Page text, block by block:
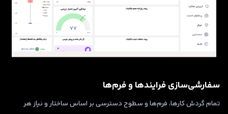
سفارشی‌سازی فرایندها و فرم‌ها
تمام گردش کارها، فرم‌ها و سطوح دسترسی بر اساس ساختار و نیاز هر